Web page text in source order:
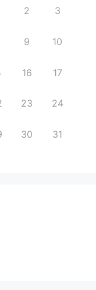
2 3
9 10
16 17
23 24
30 31